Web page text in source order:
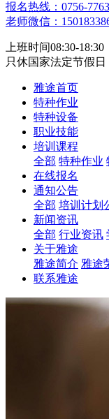
报名热线：0756-
老师微信：
上班时间08:30-18:30
只休国家法定节假日
雅途首页
特种作业
特种设备
职业技能
培训课程
全部 特种作业
在线报名
通知公告
全部 培训计划
新闻资讯
全部 行业资讯
关于雅途
雅途简介 雅途
联系雅途